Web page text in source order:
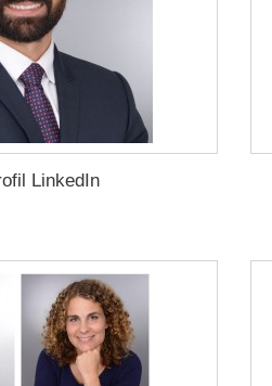
LinkedIn